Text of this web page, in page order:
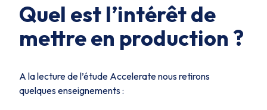
Quel est l’intérêt de
mettre en production ?
A la lecture de l’étude Accelerate nous retirons
quelques enseignements :